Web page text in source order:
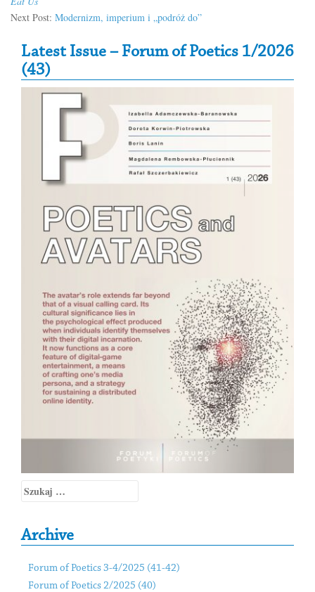
Next Post: Modernizm, imperium i „podróż do”
Secondary Sidebar
Latest Issue – Forum of Poetics 1/2026
(43)
Szukaj:
Archive
Forum of Poetics 3-4/2025 (41-42)
Forum of Poetics 2/2025 (40)